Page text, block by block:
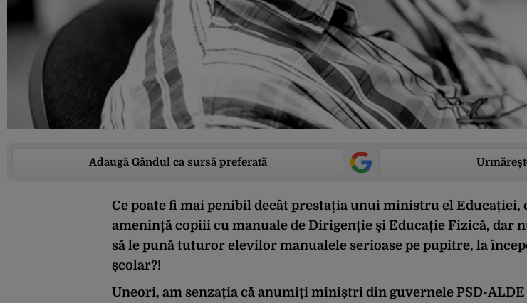
Adaugă Gândul ca sursă preferată
Ce poate fi mai penibil decât prestația unui ministru el Educației,
amenință copiii cu manuale de Dirigenție și Educație Fizică, dar
să le pună tuturor elevilor manualele serioase pe pupitre, la
școlar?!
Uneori, am senzația că anumiți miniștri din guvernele PSD-ALDE